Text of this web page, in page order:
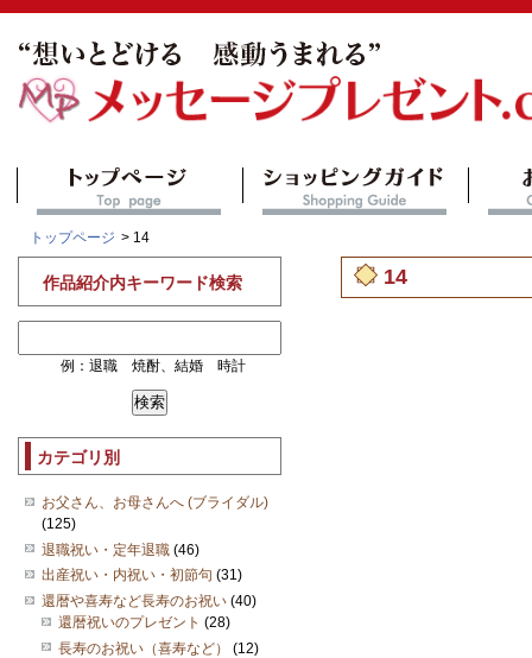
トップページ > 14
14
作品紹介内キーワード検索
例：退職 焼酎、結婚 時計
カテゴリ別
お父さん、お母さんへ (ブライダル)
(125)
退職祝い・定年退職 (46)
出産祝い・内祝い・初節句 (31)
還暦や喜寿など長寿のお祝い (40)
還暦祝いのプレゼント (28)
長寿のお祝い（喜寿など）
(12)